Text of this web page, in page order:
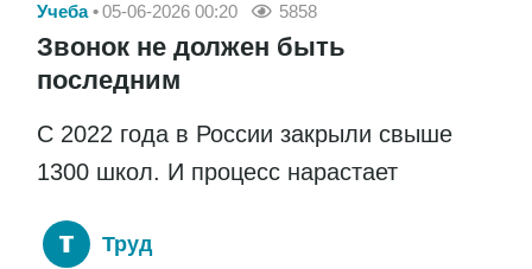
Учеба 05-06-2026 00:20 5858
Звонок не должен быть
последним
С 2022 года в России закрыли свыше
1300 школ. И процесс нарастает
Труд